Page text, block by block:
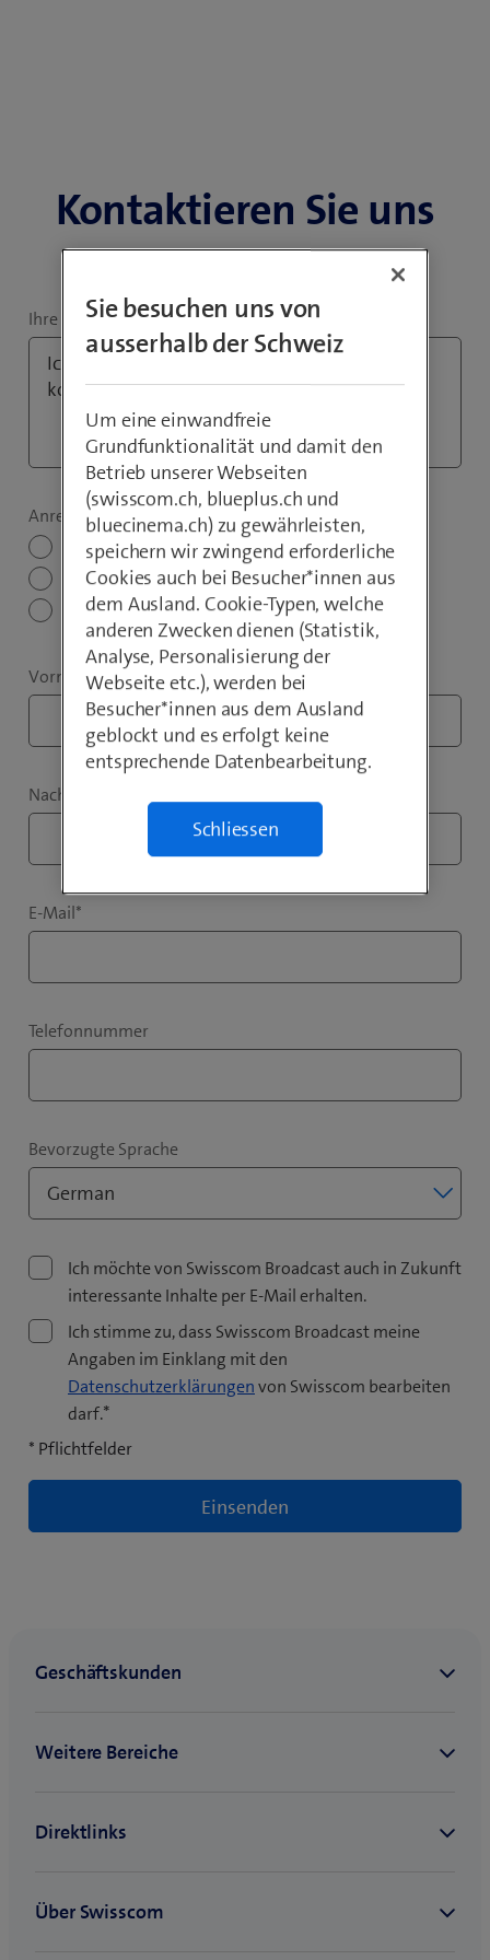
Kontaktieren Sie uns
Ihre Anfrage
Anrede *
Herr
Frau
keine Angabe
Vorname*
Nachname
E-Mail*
Telefonnummer
Bevorzugte Sprache
Ich möchte von Swisscom Broadcast auch in Zukunft
interessante Inhalte per E-Mail erhalten.
Ich stimme zu, dass Swisscom Broadcast meine
Angaben im Einklang mit den
Datenschutzerklärungenvon Swisscom bearbeiten
darf.*
* Pflichtfelder
Sie besuchen uns von
ausserhalb der Schweiz
Um eine einwandfreie
Grundfunktionalität und damit den
Betrieb unserer Webseiten
(swisscom.ch, blueplus.ch und
bluecinema.ch) zu gewährleisten,
speichern wir zwingend erforderliche
Cookies auch bei Besucher*innen aus
dem Ausland. Cookie-Typen, welche
anderen Zwecken dienen (Statistik,
Analyse, Personalisierung der
Webseite etc.), werden bei
Besucher*innen aus dem Ausland
geblockt und es erfolgt keine
entsprechende Datenbearbeitung.
Schliessen